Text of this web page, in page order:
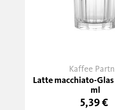
Kaffee
Latte macchiato-Glas
ml
5,39 €